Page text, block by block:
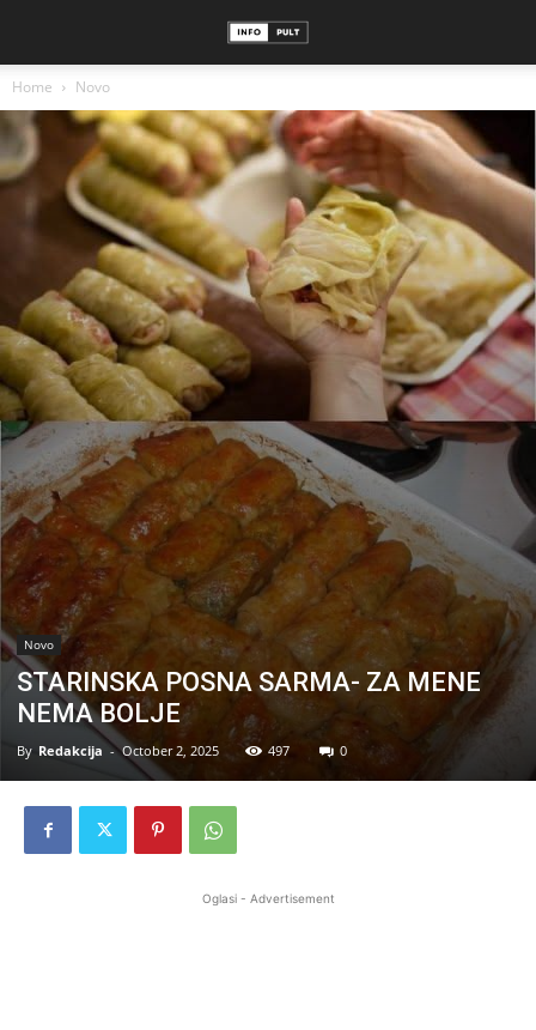
Home Novo
Novo
STARINSKA POSNA SARMA- ZA MENE
NEMA BOLJE
By Redakcija - October 2, 2025 497 0
Oglasi - Advertisement